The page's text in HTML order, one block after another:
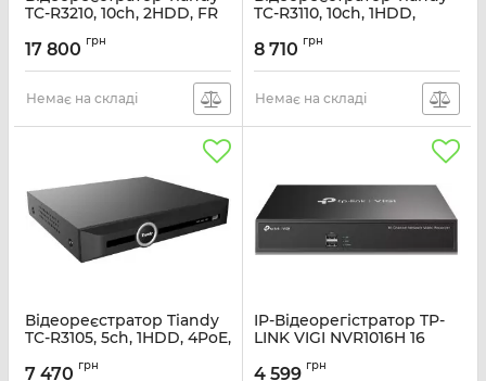
TC-R3210, 10ch, 2HDD, FR
17 800 грн
Немає на складі
TC-R3110, 10ch, 1HDD,
Артикул:
8 710 грн
Немає на складі
Відеореєстратор Tiandy
TC-R3105, 5ch, 1HDD, 4PoE,
Артикул: TC-R3105
7 470 грн
IP-Відеорегістратор TP-
LINK VIGI NVR1016H 16
1xHDD, до 10 ТБ
4 599 грн